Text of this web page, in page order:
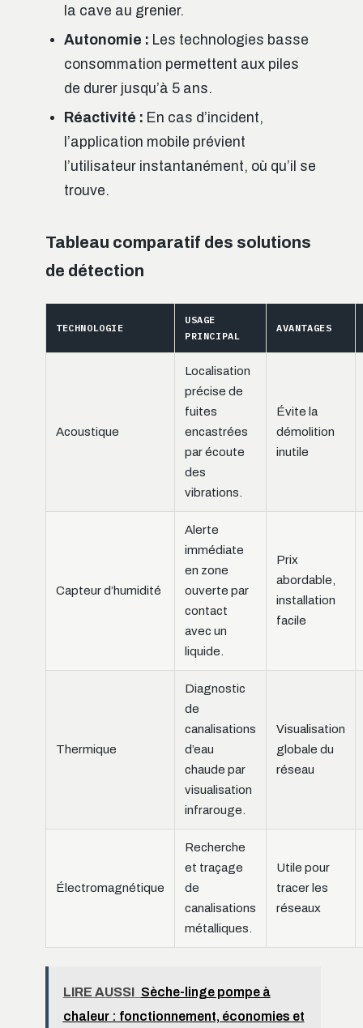
la cave au grenier.
Autonomie : Les technologies basse
consommation permettent aux piles
de durer jusqu’à 5 ans.
Réactivité : En cas d’incident,
l’application mobile prévient
l’utilisateur instantanément, où qu’il se
trouve.
Tableau comparatif des solutions
de détection
TECHNOLOGIE
USAGE
PRINCIPAL
AVANTAGES
Acoustique
Localisation
précise de
fuites
encastrées
par écoute
des
vibrations.
Évite la
démolition
inutile
Capteur d’humidité
Alerte
immédiate
en zone
ouverte par
contact
avec un
liquide.
Prix
abordable,
installation
facile
Thermique
Diagnostic
de
canalisations
d’eau
chaude par
visualisation
infrarouge.
Visualisation
globale du
réseau
Électromagnétique
Recherche
et traçage
de
canalisations
métalliques.
Utile pour
tracer les
réseaux
LIRE AUSSI Sèche-linge pompe à
chaleur : fonctionnement, économies et